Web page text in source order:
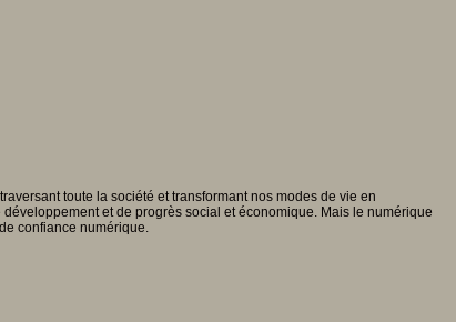
toute la société et transformant nos modes de vie en
et de progrès social et économique. Mais le numérique
confiance numérique.